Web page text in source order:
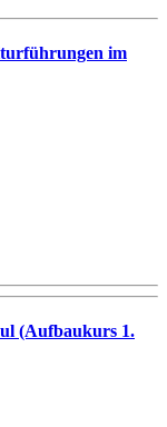
im
(Aufbaukurs 1.